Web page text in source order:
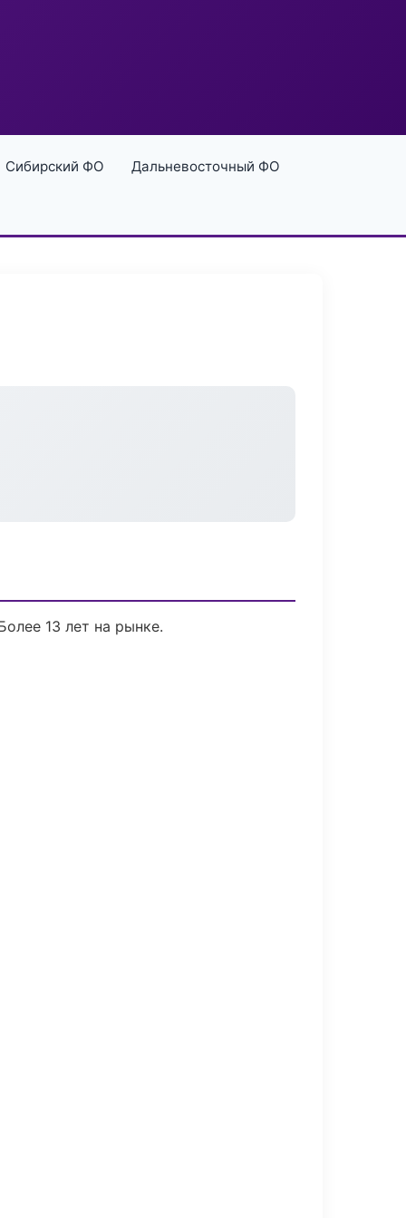
Сибирский ФО Дальневосточный ФО
13 лет на рынке.